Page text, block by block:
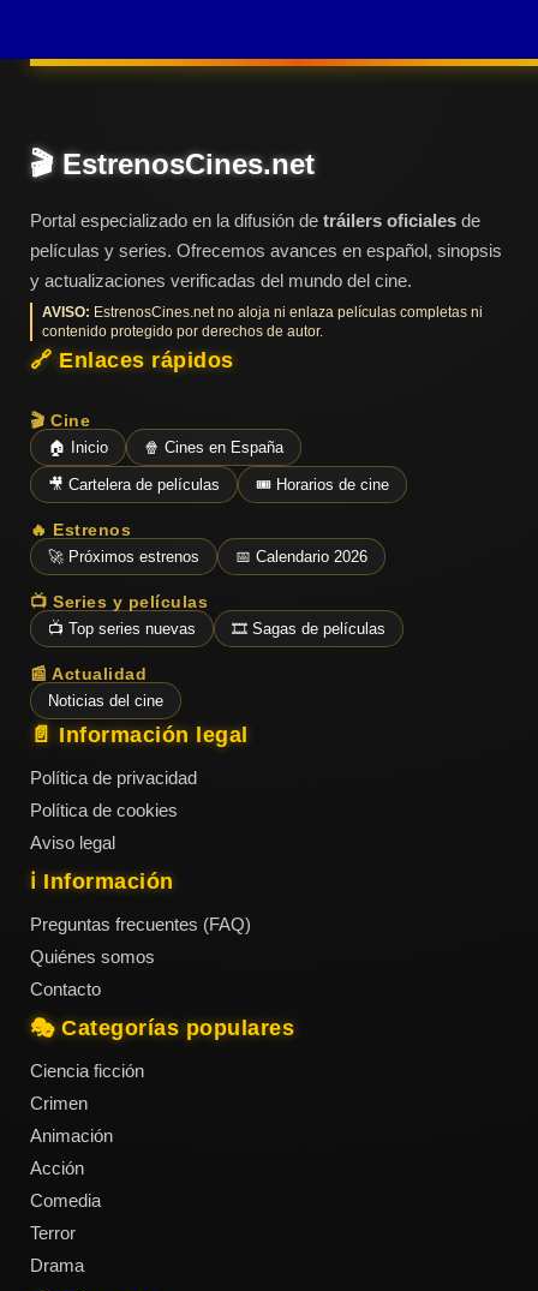
en
📺 VER
SERIES
Series
de TV y
Streaming
Plataformas
Streaming
📅
ESTRENOS
Y
CALENDARIO
Estrenos
de Cine
2026
Series
2026
Estrenos
2025
Acción
Terror
alguien con una
ambición desmedida,
sed de éxito y
dispuesto a hacer lo
que haga falta para
ganar.
🎬 EstrenosCines.net
Portal especializado en la difusión de tráilers oficiales de
películas y series. Ofrecemos avances en español, sinopsis
y actualizaciones verificadas del mundo del cine.
AVISO: EstrenosCines.net no aloja ni enlaza películas completas ni
contenido protegido por derechos de autor.
🔗 Enlaces rápidos
🎬 Cine
🏠 Inicio 🍿 Cines en España
🎥 Cartelera de películas 🎟️ Horarios de cine
🔥 Estrenos
🚀 Próximos estrenos 📅 Calendario 2026
📺 Series y películas
📺 Top series nuevas 🎞️ Sagas de películas
📰 Actualidad
Noticias del cine
📄 Información legal
Política de privacidad
Política de cookies
Aviso legal
ℹ️ Información
Preguntas frecuentes (FAQ)
Quiénes somos
Contacto
🎭 Categorías populares
Ciencia ficción
Crimen
Animación
Acción
Comedia
Terror
Drama